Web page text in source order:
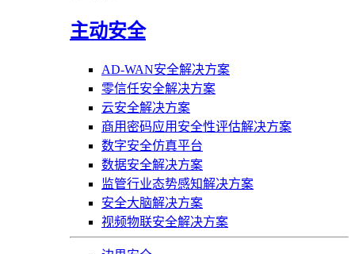
主动安全
AD-WAN安全解决方案
零信任安全解决方案
云安全解决方案
商用密码应用安全性评估解决方案
数字安全仿真平台
数据安全解决方案
监管行业态势感知解决方案
安全大脑解决方案
视频物联安全解决方案